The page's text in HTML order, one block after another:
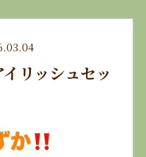
リッシュセッ